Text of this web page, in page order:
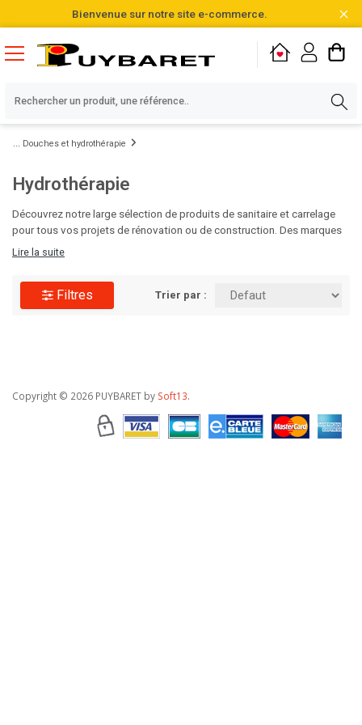
Bienvenue sur notre site e-commerce.
Douches et hydrothérapie
Hydrothérapie
Découvrez notre large sélection de produits de sanitaire et carrelage
pour tous vos projets de rénovation ou de construction. Des marques
de qualité, des designs variés et des matériaux durables vous
Lire la suite
Filtres Trier par :
Copyright © 2026 PUYBARET by Soft13.